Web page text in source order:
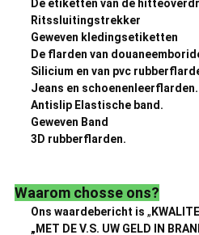
De etiketten van de
Ritssluitingstrekker
Geweven kledingsetiketten
De flarden van
Silicium en van pvc
Jeans en schoenenleerflarden.
Antislip Elastische band.
Geweven Band
3D rubberflarden.
Waarom chosse ons?
Ons waardebericht is „
„MET DE V.S. UW GELD IN